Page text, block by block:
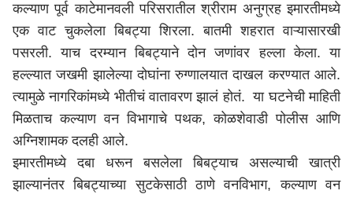
कल्याण पूर्व काटेमानवली परिसरातील श्रीराम अनुग्रह इमारतीमध्ये
एक वाट चुकलेला बिबट्या शिरला. बातमी शहरात वाऱ्यासारखी
पसरली. याच दरम्यान बिबट्याने दोन जणांवर हल्ला केला. या
हल्ल्यात जखमी झालेल्या दोघांना रुग्णालयात दाखल करण्यात आले.
त्यामुळे नागरिकांमध्ये भीतीचं वातावरण झालं होतं. या घटनेची माहिती
मिळताच कल्याण वन विभागाचे पथक, कोळशेवाडी पोलीस आणि
अग्निशामक दलही आले.
इमारतीमध्ये दबा धरून बसलेला बिबट्याच असल्याची खात्री
झाल्यानंतर बिबट्याच्या सुटकेसाठी ठाणे वनविभाग, कल्याण वन